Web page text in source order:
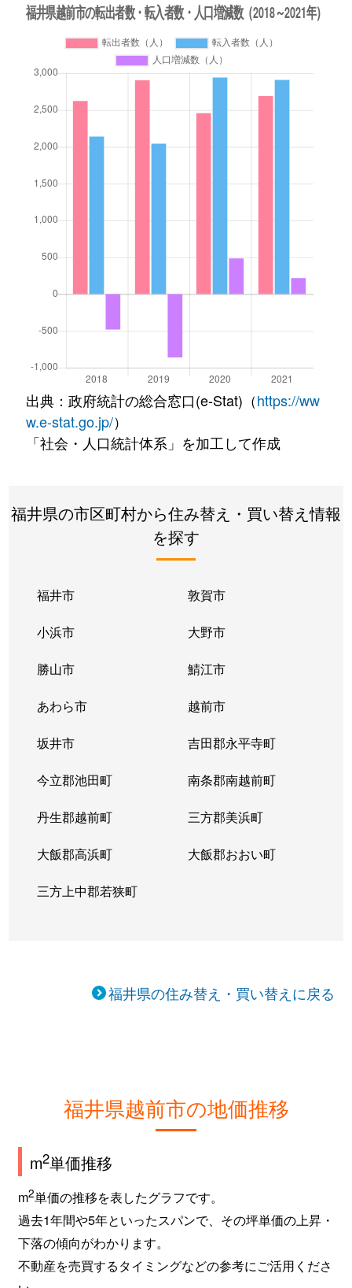
出典：政府統計の総合窓口(e-Stat)（https://ww
w.e-stat.go.jp/）
「社会・人口統計体系」を加工して作成
福井県の市区町村から住み替え・買い替え情報
を探す
福井市 敦賀市
小浜市 大野市
勝山市 鯖江市
あわら市 越前市
坂井市 吉田郡永平寺町
今立郡池田町 南条郡南越前町
丹生郡越前町 三方郡美浜町
大飯郡高浜町 大飯郡おおい町
三方上中郡若狭町
福井県の住み替え・買い替えに戻る
福井県越前市の地価推移
m2単価推移
m2単価の推移を表したグラフです。
過去1年間や5年といったスパンで、その坪単価の上昇・
下落の傾向がわかります。
不動産を売買するタイミングなどの参考にご活用くださ